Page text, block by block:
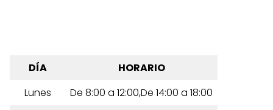
DÍA
HORARIO
Lunes
De 8:00 a 12:00,De 14:00 a 18:00